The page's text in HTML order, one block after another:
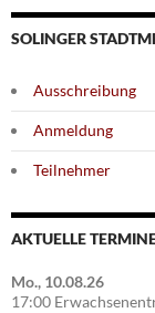
SOLINGER
Ausschreibung
Anmeldung
Teilnehmer
AKTUELLE
Mo., 10.08.26
17:00